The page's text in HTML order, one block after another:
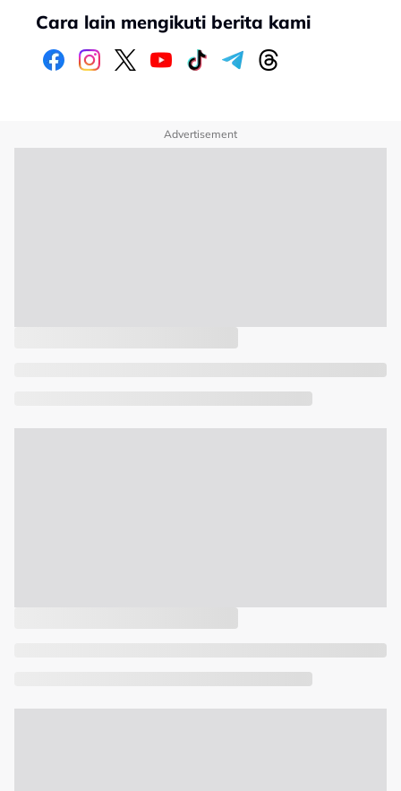
Cara lain mengikuti berita kami
Advertisement